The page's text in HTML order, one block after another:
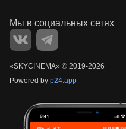
«‎SKYCINEMA» © 2019-2026
Powered by p24.app